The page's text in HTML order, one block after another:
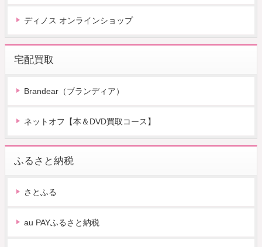
ディノス オンラインショップ
宅配買取
Brandear（ブランディア）
ネットオフ【本＆DVD買取コース】
ふるさと納税
さとふる
au PAYふるさと納税